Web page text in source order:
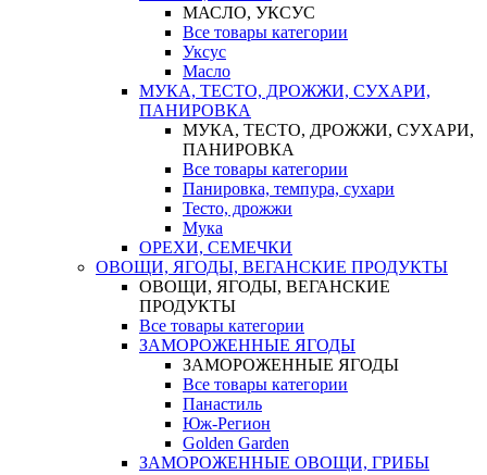
МАСЛО, УКСУС
Все товары категории
Уксус
Масло
МУКА, ТЕСТО, ДРОЖЖИ, СУХАРИ,
ПАНИРОВКА
МУКА, ТЕСТО, ДРОЖЖИ, СУХАРИ,
ПАНИРОВКА
Все товары категории
Панировка, темпура, сухари
Тесто, дрожжи
Мука
ОРЕХИ, СЕМЕЧКИ
ОВОЩИ, ЯГОДЫ, ВЕГАНСКИЕ ПРОДУКТЫ
ОВОЩИ, ЯГОДЫ, ВЕГАНСКИЕ
ПРОДУКТЫ
Все товары категории
ЗАМОРОЖЕННЫЕ ЯГОДЫ
ЗАМОРОЖЕННЫЕ ЯГОДЫ
Все товары категории
Панастиль
Юж-Регион
Golden Garden
ЗАМОРОЖЕННЫЕ ОВОЩИ, ГРИБЫ